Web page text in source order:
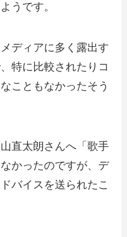
うです。
ディアに多く露出す
特に比較されたりコ
こともなかったそう
直太朗さんへ「歌手
かったのですが、デ
バイスを送られたこ